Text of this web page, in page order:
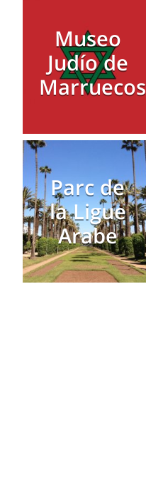
Museo
Judío de
Marruecos
Parc de
la Ligue
Arabe